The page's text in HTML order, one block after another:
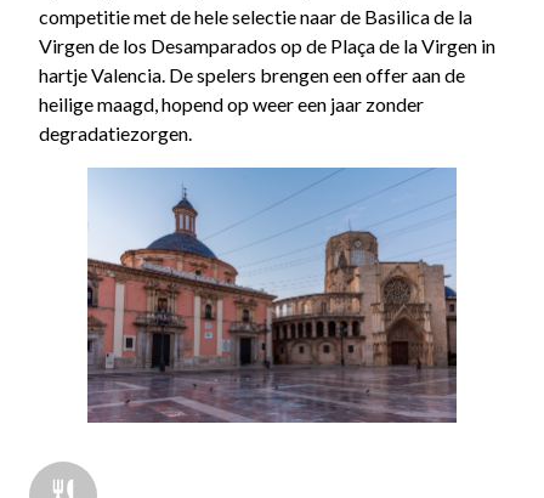
competitie met de hele selectie naar de Basilica de la
Virgen de los Desamparados op de Plaça de la Virgen in
hartje Valencia. De spelers brengen een offer aan de
heilige maagd, hopend op weer een jaar zonder
degradatiezorgen.